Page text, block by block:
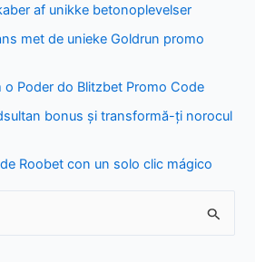
af unikke betonoplevelser
met de unieke Goldrun promo
o Poder do Blitzbet Promo Code
bonus și transformă-ți norocul
Roobet con un solo clic mágico